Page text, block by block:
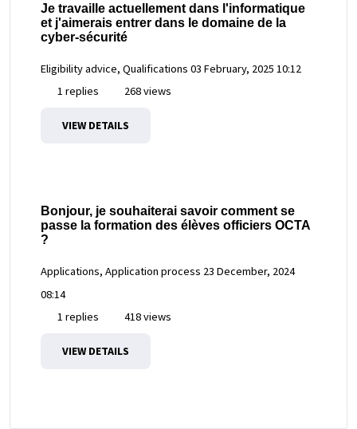
Je travaille actuellement dans l'informatique
et j'aimerais entrer dans le domaine de la
cyber-sécurité
Eligibility advice, Qualifications 03 February, 2025 10:12
1 replies
268 views
VIEW DETAILS
Bonjour, je souhaiterai savoir comment se
passe la formation des élèves officiers OCTA
?
Applications, Application process 23 December, 2024
08:14
1 replies
418 views
VIEW DETAILS